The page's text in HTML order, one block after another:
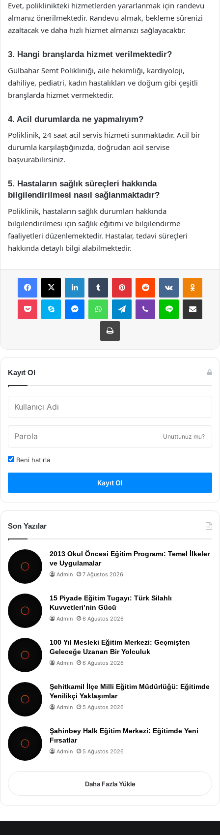
Evet, poliklinikteki hizmetlerden yararlanmak için randevu
almanız önerilmektedir. Randevu almak, bekleme sürenizi
azaltacak ve daha hızlı hizmet almanızı sağlayacaktır.
3. Hangi branşlarda hizmet verilmektedir?
Gülbahar Semt Polikliniği, aile hekimliği, kardiyoloji,
dahiliye, pediatri, kadın hastalıkları ve doğum gibi çeşitli
branşlarda hizmet vermektedir.
4. Acil durumlarda ne yapmalıyım?
Poliklinik, 24 saat acil servis hizmeti sunmaktadır. Acil bir
durumla karşılaştığınızda, doğrudan acil servise
başvurabilirsiniz.
5. Hastaların sağlık süreçleri hakkında
bilgilendirilmesi nasıl sağlanmaktadır?
Poliklinik, hastaların sağlık durumları hakkında
bilgilendirilmesi için sağlık eğitimi ve bilgilendirme
faaliyetleri düzenlemektedir. Hastalar, tedavi süreçleri
hakkında detaylı bilgi alabilmektedir.
Facebook
X LinkedInTumblr PinterestReddit VKontakte
Pocket Skype MessengerWhatsAppTelegramViber Line E-Posta ile
Yazdır
Kayıt Ol
Unuttunuz mu?
Beni hatırla
Kayıt Ol
Son Yazılar
2013 Okul Öncesi Eğitim Programı: Temel İlkeler
ve Uygulamalar
Admin 7 Ağustos 2026
15 Piyade Eğitim Tugayı: Türk Silahlı
Kuvvetleri’nin Gücü
Admin 6 Ağustos 2026
100 Yıl Mesleki Eğitim Merkezi: Geçmişten
Geleceğe Uzanan Bir Yolculuk
Admin 6 Ağustos 2026
Şehitkamil İlçe Milli Eğitim Müdürlüğü: Eğitimde
Yenilikçi Yaklaşımlar
Admin 5 Ağustos 2026
Şahinbey Halk Eğitim Merkezi: Eğitimde Yeni
Fırsatlar
Admin 5 Ağustos 2026
Daha Fazla Yükle